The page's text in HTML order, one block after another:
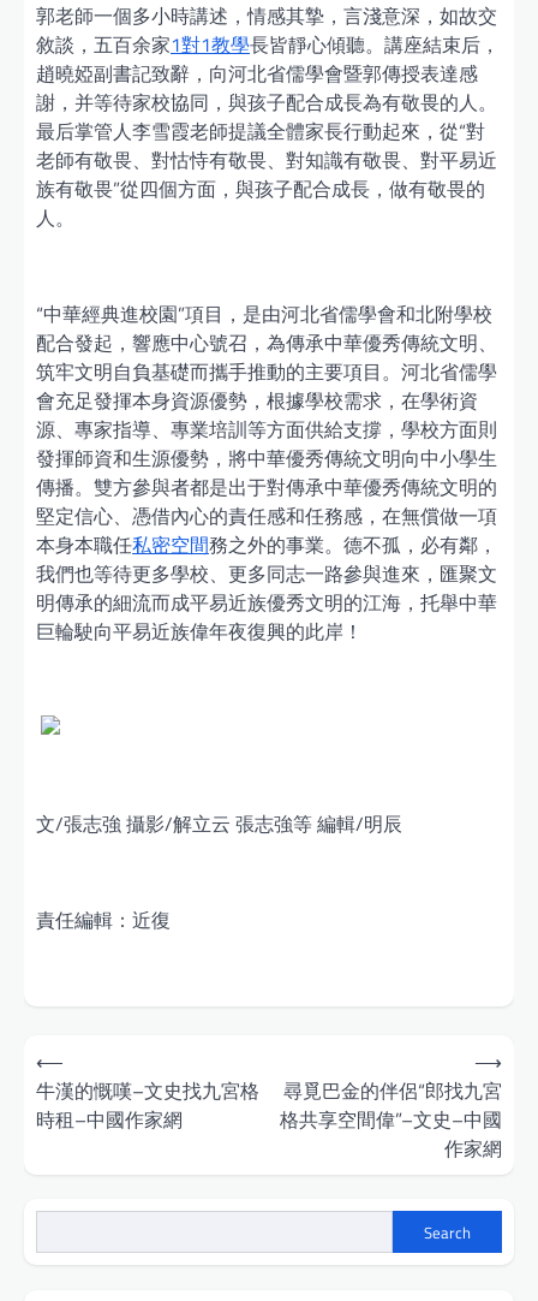
郭老師一個多小時講述，情感其摯，言淺意深，如故交
敘談，五百余家1對1教學長皆靜心傾聽。講座結束后，
趙曉婭副書記致辭，向河北省儒學會暨郭傳授表達感
謝，并等待家校協同，與孩子配合成長為有敬畏的人。
最后掌管人李雪霞老師提議全體家長行動起來，從“對
老師有敬畏、對怙恃有敬畏、對知識有敬畏、對平易近
族有敬畏”從四個方面，與孩子配合成長，做有敬畏的
人。
“中華經典進校園”項目，是由河北省儒學會和北附學校
配合發起，響應中心號召，為傳承中華優秀傳統文明、
筑牢文明自負基礎而攜手推動的主要項目。河北省儒學
會充足發揮本身資源優勢，根據學校需求，在學術資
源、專家指導、專業培訓等方面供給支撐，學校方面則
發揮師資和生源優勢，將中華優秀傳統文明向中小學生
傳播。雙方參與者都是出于對傳承中華優秀傳統文明的
堅定信心、憑借內心的責任感和任務感，在無償做一項
本身本職任私密空間務之外的事業。德不孤，必有鄰，
我們也等待更多學校、更多同志一路參與進來，匯聚文
明傳承的細流而成平易近族優秀文明的江海，托舉中華
巨輪駛向平易近族偉年夜復興的此岸！
文/張志強 攝影/解立云 張志強等 編輯/明辰
責任編輯：近復
Post
navigation
⟵
牛漢的慨嘆–文史找九宮格
時租–中國作家網
尋覓巴金的伴侶“郎找九宮
格共享空間偉”–文史–中國
作家網
⟶
Search